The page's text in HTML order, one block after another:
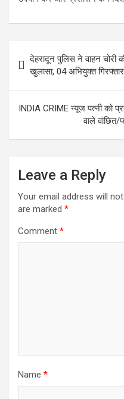
Post
navigation
देहरादून पुलिस ने वाहन
खुलासा, 04 अभियुक्त
INDIA CRIME न्यूज पत्नी को
वाले वांछित/
Leave a Reply
Your email address will
are marked *
Comment *
Name *